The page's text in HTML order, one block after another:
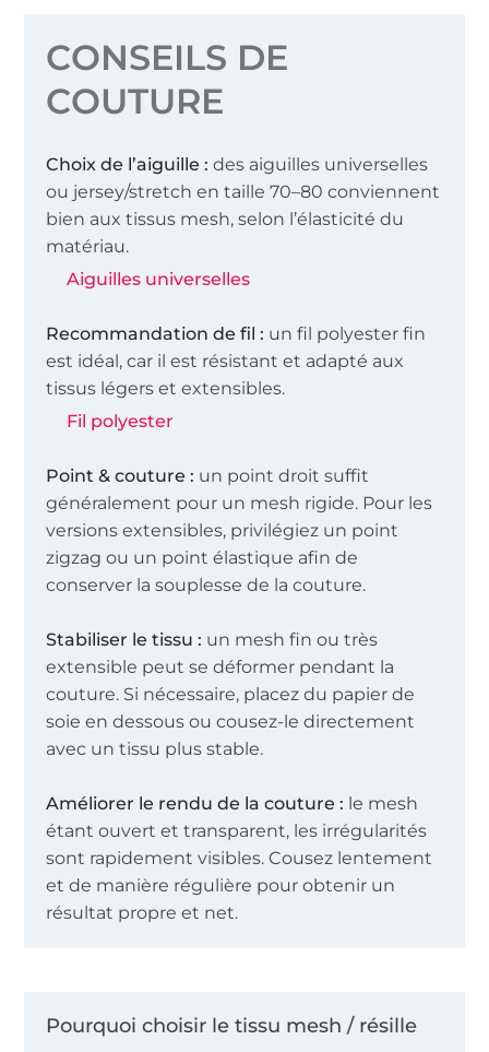
CONSEILS DE
COUTURE
Choix de l’aiguille : des aiguilles universelles
ou jersey/stretch en taille 70–80 conviennent
bien aux tissus mesh, selon l’élasticité du
matériau.
Aiguilles universelles
Recommandation de fil : un fil polyester fin
est idéal, car il est résistant et adapté aux
tissus légers et extensibles.
Fil polyester
Point & couture : un point droit suffit
généralement pour un mesh rigide. Pour les
versions extensibles, privilégiez un point
zigzag ou un point élastique afin de
conserver la souplesse de la couture.
Stabiliser le tissu : un mesh fin ou très
extensible peut se déformer pendant la
couture. Si nécessaire, placez du papier de
soie en dessous ou cousez-le directement
avec un tissu plus stable.
Améliorer le rendu de la couture : le mesh
étant ouvert et transparent, les irrégularités
sont rapidement visibles. Cousez lentement
et de manière régulière pour obtenir un
résultat propre et net.
Pourquoi choisir le tissu mesh / résille